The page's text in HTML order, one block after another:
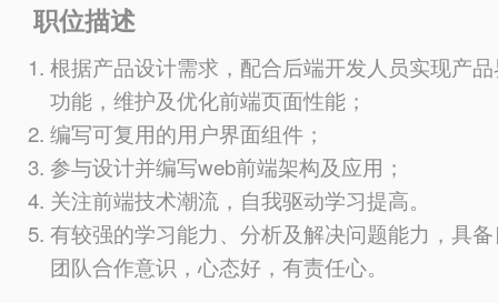
职位描述
根据产品设计需求，配合后端开发人员实现产
功能，维护及优化前端页面性能；
编写可复用的用户界面组件；
参与设计并编写web前端架构及应用；
关注前端技术潮流，自我驱动学习提高。
有较强的学习能力、分析及解决问题能力，具
团队合作意识，心态好，有责任心。